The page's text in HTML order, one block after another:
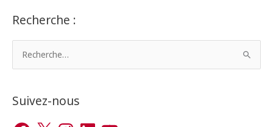
Recherche :
h
Suivez-nous
F X L Y